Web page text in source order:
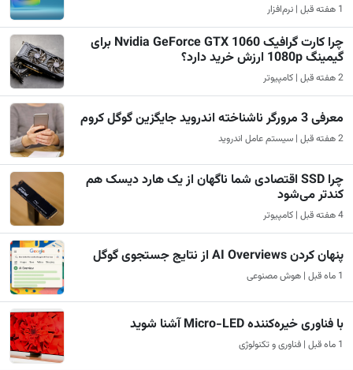
1 هفته قبل | نرم‌افزار
چرا کارت گرافیک Nvidia GeForce GTX 1060 برای
گیمینگ 1080p ارزش خرید دارد؟
2 هفته قبل | کامپیوتر
معرفی 3 مرورگر ناشناخته اندروید جایگزین گوگل کروم
2 هفته قبل | سیستم عامل اندروید
چرا SSD اقتصادی شما ناگهان از یک هارد دیسک هم
کندتر می‌شود
4 هفته قبل | کامپیوتر
پنهان کردن AI Overviews از نتایج جستجوی گوگل
1 ماه قبل | هوش مصنوعی
با فناوری خیره‌کننده Micro-LED آشنا شوید
1 ماه قبل | فناوری و تکنولوژی